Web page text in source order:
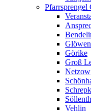
Pfarrsprengel
Glöwen
Görike
Groß
Netzow
Vehlin